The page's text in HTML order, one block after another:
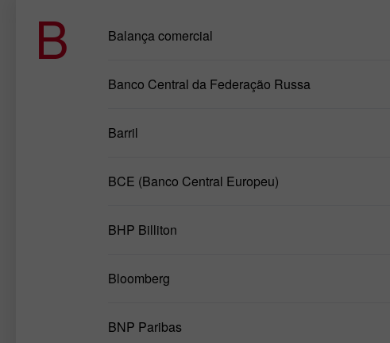
B Balança comercial
Banco Central da Federação Russa
Barril
BCE (Banco Central Europeu)
BHP Billiton
Bloomberg
BNP Paribas